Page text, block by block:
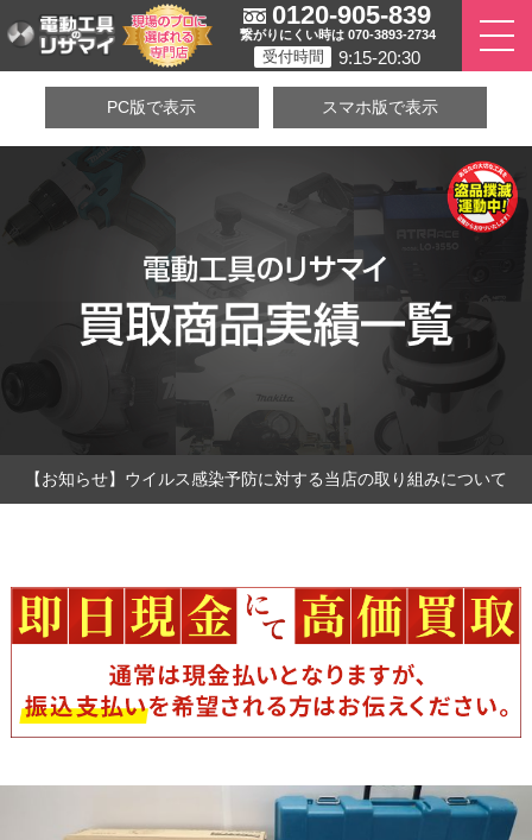
0120-905-839
繋がりにくい時は 070-3893-2734
受付時間 9:15-20:30
PC版で表示 スマホ版で表示
【お知らせ】ウイルス感染予防に対する当店の取り組みについて